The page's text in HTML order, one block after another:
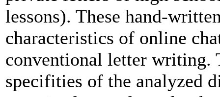
lessons). These hand-
characteristics of online
conventional letter writing.
specifities of the analyzed